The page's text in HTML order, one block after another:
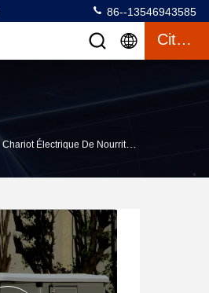
86--13546943585
Citation
Chariot Électrique De Nourriture